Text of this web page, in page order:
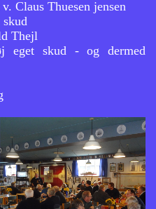
Claus Thuesen jensen
Thejl
eget skud - og dermed